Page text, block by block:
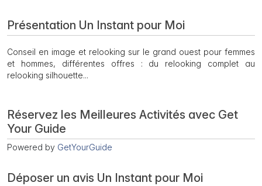
Présentation Un Instant pour Moi
Conseil en image et relooking sur le grand ouest pour femmes
et hommes, différentes offres : du relooking complet au
relooking silhouette...
Réservez les Meilleures Activités avec Get
Your Guide
Powered by GetYourGuide
Déposer un avis Un Instant pour Moi